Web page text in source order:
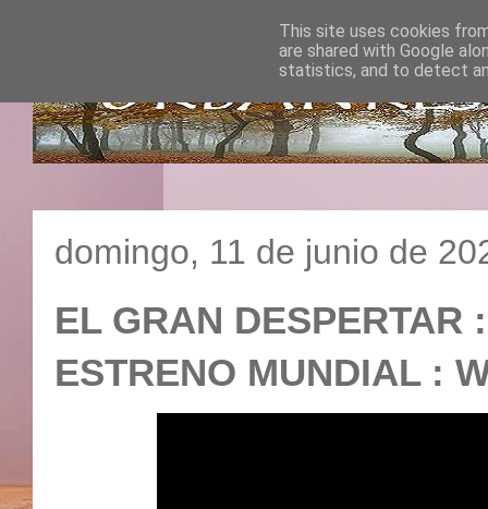
domingo, 11 de junio de
EL GRAN DESPERTAR
ESTRENO MUNDIAL :
This site uses cookies
are shared with Google
statistics, and to detect